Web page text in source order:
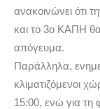
ανακοινώνει ότι
και το 3ο ΚΑΠΗ
απόγευμα.
Παράλληλα,
κλιματιζόμενοι
15:00, ενώ για τη